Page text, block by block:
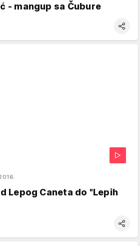
- mangup sa Čubure
Lepog Caneta do "Lepih